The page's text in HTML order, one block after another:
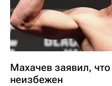
Махачев заявил,
неизбежен